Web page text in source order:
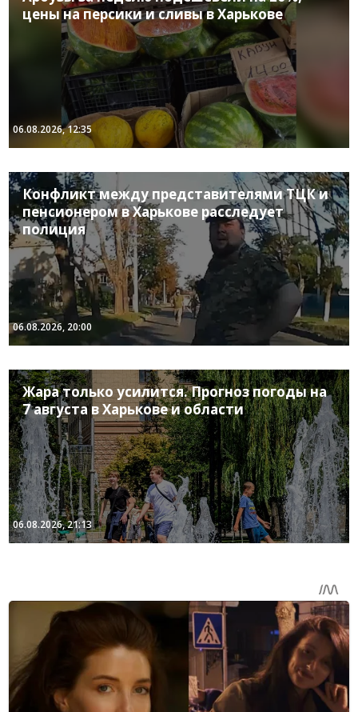
цены на персики и сливы в Харькове
06.08.2026, 12:35
Конфликт между представителями ТЦК и
пенсионером в Харькове расследует
полиция
06.08.2026, 20:00
Жара только усилится. Прогноз погоды на
7 августа в Харькове и области
06.08.2026, 21:13